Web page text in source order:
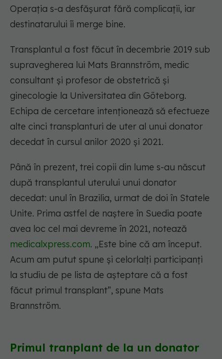
Operația s-a desfășurat fără complicații, iar
destinatarului îi merge bine.
Transplantul a fost făcut în decembrie 2019 sub
supravegherea lui Mats Brannström, medic
consultant și profesor de obstetrică și
ginecologie la Universitatea din Göteborg.
Echipa de cercetare intenționează să efectueze
alte cinci transplanturi de uter al unui donator
decedat în cursul anilor 2020 și 2021.
Până în prezent, trei copii din lume s-au născut
după transplantul uterului unui donator
decedat: unul în Brazilia, urmat de doi în Statele
Unite. Prima astfel de naștere în Suedia poate
avea loc cel mai devreme în 2021, notează
medicalxpress.com. „Este bine că am început.
Acum am putut spune și celorlalți participanți
la studiu de pe lista de așteptare că a fost
făcut primul transplant”, spune Mats
Brannström.
Primul tranplant de la un donator